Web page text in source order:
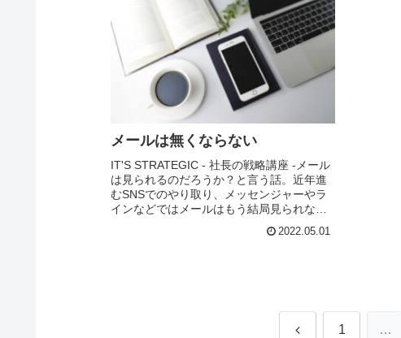
メールは無くならない
IT'S STRATEGIC - 社長の戦略講座 -メール
は見られるのだろうか？と言う話。近年進
むSNSでのやり取り、メッセンジャーやラ
インなどではメールはもう結局見られない
論としてメールは読まれる。デ...2022.05.01
前 1 …